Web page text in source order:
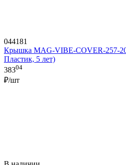
044181
Крышка MAG-VIBE-COVER-257-
Пластик, 5 лет)
38304
₽/шт